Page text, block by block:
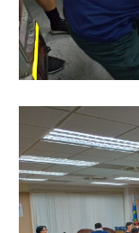
結
陽
光
專
區
揭
弊